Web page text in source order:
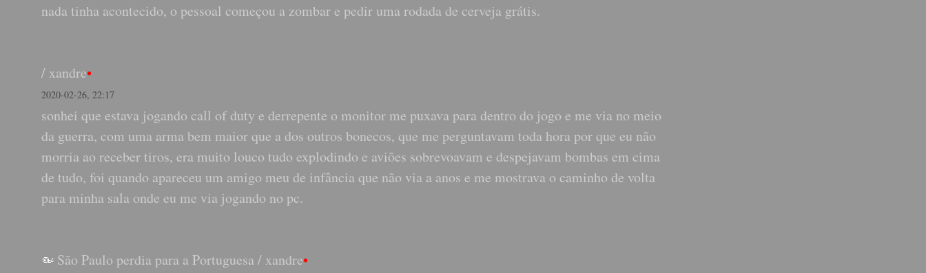
nada tinha acontecido, o pessoal começou a zombar e pedir uma rodada de cerveja grátis.
/ xandre•
2020-02-26, 22:17
sonhei que estava jogando call of duty e derrepente o monitor me puxava para dentro do jogo e me via no meio
da guerra, com uma arma bem maior que a dos outros bonecos, que me perguntavam toda hora por que eu não
morria ao receber tiros, era muito louco tudo explodindo e aviões sobrevoavam e despejavam bombas em cima
de tudo, foi quando apareceu um amigo meu de infância que não via a anos e me mostrava o caminho de volta
para minha sala onde eu me via jogando no pc.
São Paulo perdia para a Portuguesa / xandre•